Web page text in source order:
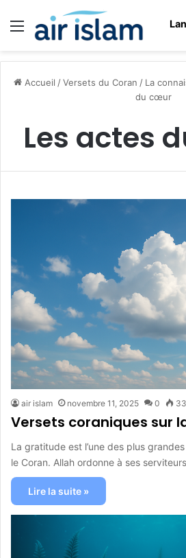
Menu
Accueil /Versets du Coran / La
du cœur
Les actes
air islam novembre 11, 2025 0
Versets coraniques sur
La gratitude est l’une des plus
le Coran. Allah ordonne à ses
Lire la suite »